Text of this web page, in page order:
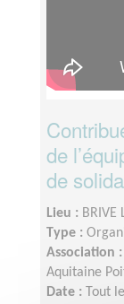
de
de
Lieu : BRIVE
Type :
Association :
Aquitaine
Date :
Tout